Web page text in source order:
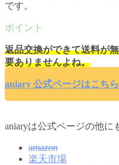
です。
返品交換ができて送料が
要ありませんよね。
aniary 公式ページはこちら
aniaryは公式ページの他に
amazon
楽天市場